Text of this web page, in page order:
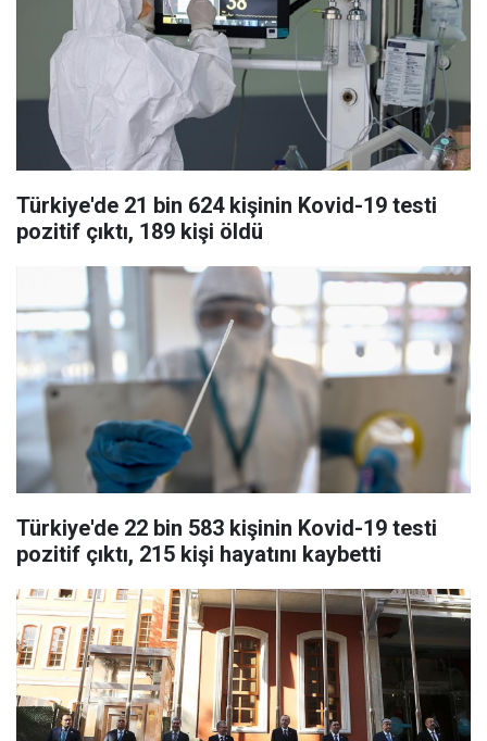
Türkiye'de 21 bin 624 kişinin Kovid-19 testi
pozitif çıktı, 189 kişi öldü
Türkiye'de 22 bin 583 kişinin Kovid-19 testi
pozitif çıktı, 215 kişi hayatını kaybetti